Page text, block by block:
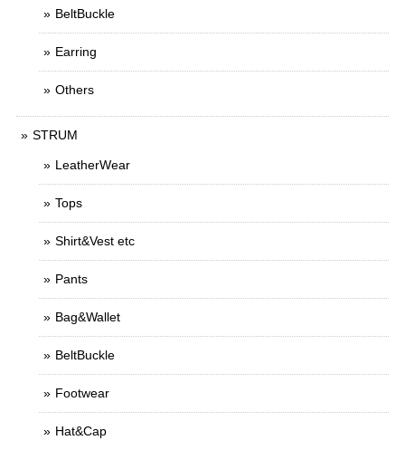
BeltBuckle
Earring
Others
STRUM
LeatherWear
Tops
Shirt&Vest etc
Pants
Bag&Wallet
BeltBuckle
Footwear
Hat&Cap